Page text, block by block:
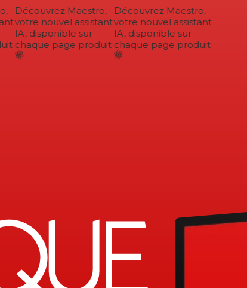
Découvrez Maestro,
votre nouvel assistant
IA, disponible sur
chaque page produit
Découvrez Maestro,
votre nouvel assistant
IA, disponible sur
chaque page produit